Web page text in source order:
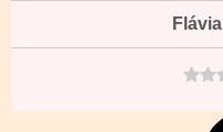
Flávia